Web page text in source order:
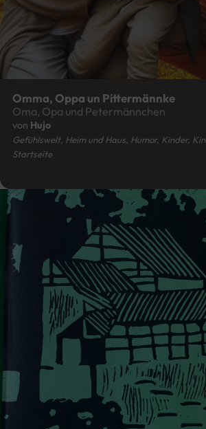
Omma, Oppa un Pittermännke
Oma, Opa und Petermännchen
von Hujo
Gefühlswelt, Heim und Haus, Humor, Kinder,
Startseite